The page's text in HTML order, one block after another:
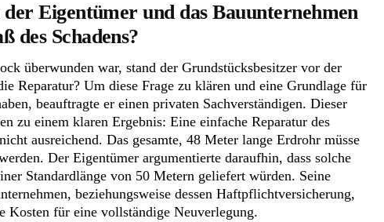
Eigentümer und das Bauunternehmen
des Schadens?
überwunden war, stand der Grundstücksbesitzer vor der
Reparatur? Um diese Frage zu klären und eine Grundlage für
beauftragte er einen privaten Sachverständigen. Dieser
zu einem klaren Ergebnis: Eine einfache Reparatur des
ausreichend. Das gesamte, 48 Meter lange Erdrohr müsse
Der Eigentümer argumentierte daraufhin, dass solche
Standardlänge von 50 Metern geliefert würden. Seine
beziehungsweise dessen Haftpflichtversicherung,
Kosten für eine vollständige Neuverlegung.